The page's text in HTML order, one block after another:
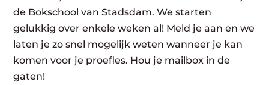
de Bokschool van Stadsdam. We starten
gelukkig over enkele weken al! Meld je aan en we
laten je zo snel mogelijk weten wanneer je kan
komen voor je proefles. Hou je mailbox in de
gaten!